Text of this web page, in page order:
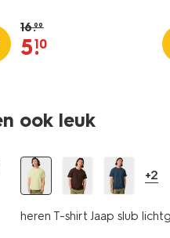
16.99
5.
10
ook leuk
sale
+2
heren T-shirt Jaap slub